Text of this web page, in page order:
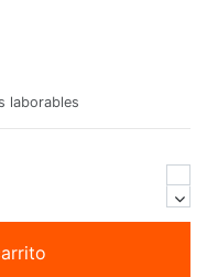
laborables